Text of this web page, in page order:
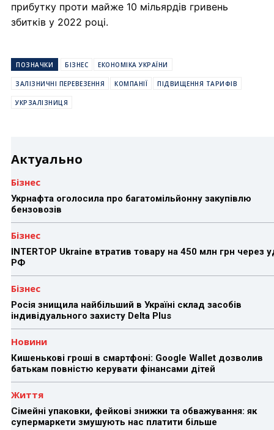
прибутку проти майже 10 мільярдів гривень
збитків у 2022 році.
ПОЗНАЧКИ БІЗНЕС ЕКОНОМІКА УКРАЇНИ
ЗАЛІЗНИЧНІ ПЕРЕВЕЗЕННЯ КОМПАНІЇ ПІДВИЩЕННЯ ТАРИФІВ
УКРЗАЛІЗНИЦЯ
Актуально
Бізнес
Укрнафта оголосила про багатомільйонну закупівлю
бензовозів
Бізнес
INTERTOP Ukraine втратив товару на 450 млн грн через
РФ
Бізнес
Росія знищила найбільший в Україні склад засобів
індивідуального захисту Delta Plus
Новини
Кишенькові гроші в смартфоні: Google Wallet дозволив
батькам повністю керувати фінансами дітей
Життя
Сімейні упаковки, фейкові знижки та обважування: як
супермаркети змушують нас платити більше